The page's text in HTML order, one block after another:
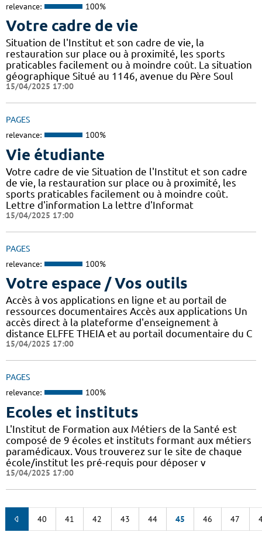
relevance: 100%
Votre cadre de vie
Situation de l'Institut et son cadre de vie, la
restauration sur place ou à proximité, les sports
praticables facilement ou à moindre coût. La situation
géographique Situé au 1146, avenue du Père Soul
15/04/2025 17:00
PAGES
relevance: 100%
Vie étudiante
Votre cadre de vie Situation de l'Institut et son cadre
de vie, la restauration sur place ou à proximité, les
sports praticables facilement ou à moindre coût.
Lettre d'information La lettre d'Informat
15/04/2025 17:00
PAGES
relevance: 100%
Votre espace / Vos outils
Accès à vos applications en ligne et au portail de
ressources documentaires Accès aux applications Un
accès direct à la plateforme d'enseignement à
distance ELFFE THEIA et au portail documentaire du C
15/04/2025 17:00
PAGES
relevance: 100%
Ecoles et instituts
L'Institut de Formation aux Métiers de la Santé est
composé de 9 écoles et instituts formant aux métiers
paramédicaux. Vous trouverez sur le site de chaque
école/institut les pré-requis pour déposer v
15/04/2025 17:00
40 41 42 43 44 45 46 47